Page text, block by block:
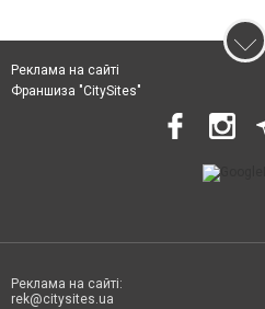
Реклама на сайті
Франшиза "CitySites"
Реклама на сайті:
rek@citysites.ua